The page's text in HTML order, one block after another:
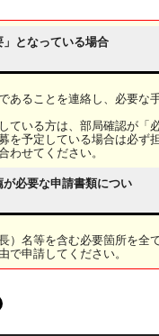
」となっている場合
あることを連絡し、必要な
ている方は、部局確認が「
を予定している場合は必ず
わせてください。
が必要な申請書類につい
）名等を含む必要箇所を全
で申請してください。